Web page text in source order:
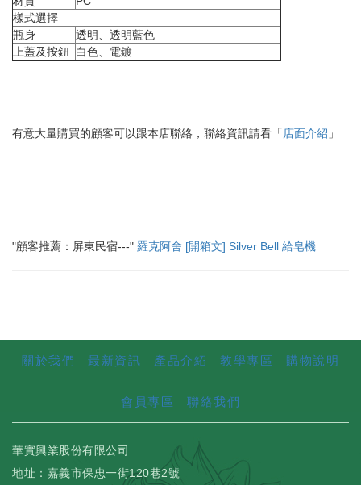
樣式選擇
瓶身
透明、透明藍色
上蓋及按鈕
白色、電鍍
有意大量購買的顧客可以跟本店聯絡，聯絡資訊請看「 店面介紹 」
"顧客推薦：屏東民宿---" 羅克阿舍 [開箱文] Silver Bell 給皂機
關於我們 最新資訊 產品介紹 教學專區 購物說明
會員專區 聯絡我們
華實興業股份有限公司
地址：嘉義市保忠一街120巷2號